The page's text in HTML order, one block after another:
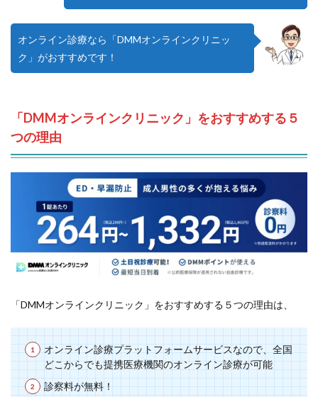
オンライン診療なら「DMMオンラインクリニッ
ク」がおすすめです！
「DMMオンラインクリニック」をおすすめする５
つの理由
「DMMオンラインクリニック」をおすすめする５つの理由は、
オンライン診療プラットフォームサービスなので、全国
どこからでも提携医療機関のオンライン診療が可能
診察料が無料！